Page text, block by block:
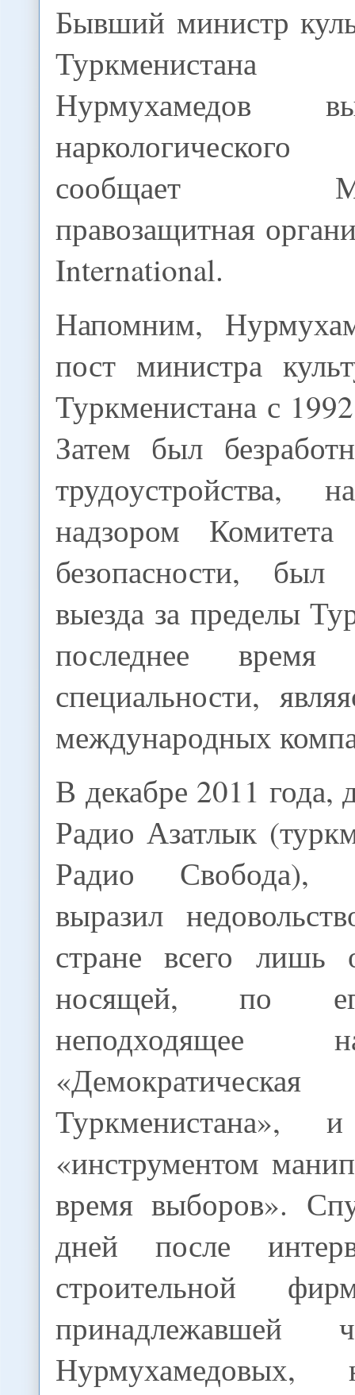
Бывший министр
Туркменистана
Нурмухамедов
сообщает
правозащитная
International.
Напомним,
пост министра
Туркменистана с
Затем был
трудоустройства,
надзором Комитета
безопасности,
выезда за пределы
последнее
специальности,
международных
В декабре 2011 года,
Радио Азатлык
Радио Свобода),
выразил
стране всего лишь
носящей, по
неподходящее
Туркменистана»,
«инструментом
время выборов».
дней после
строительной
принадлежавшей
Нурмухамедовых,